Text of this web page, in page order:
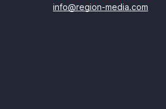
info@region-media.com